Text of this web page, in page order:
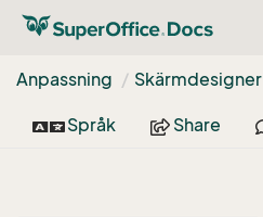
Anpassning
Skärmdesigner
Språk Share